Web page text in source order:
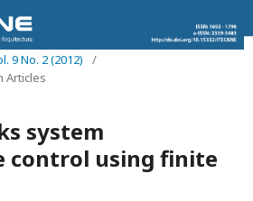
9 No. 2 (2012)
/
Articles
system
control using finite